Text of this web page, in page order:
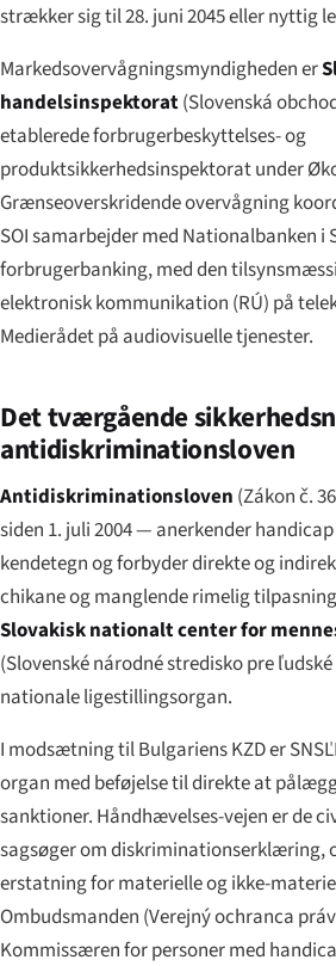
strækker sig til 28. juni 2045 eller nyttig
Markedsovervågningsmyndigheden er
handelsinspektorat(Slovenská
etablerede forbrugerbeskyttelses- og
produktsikkerhedsinspektorat under
Grænseoverskridende overvågning
SOI samarbejder med Nationalbanken i
forbrugerbanking, med den
elektronisk kommunikation (RÚ) på
Medierådet på audiovisuelle tjenester.
Det tværgående
antidiskriminationsloven
Antidiskriminationsloven (Zákon č.
siden 1. juli 2004 — anerkender
kendetegn og forbyder direkte og
chikane og manglende rimelig
Slovakisk nationalt center for
(Slovenské národné stredisko pre
nationale ligestillingsorgan.
I modsætning til Bulgariens KZD er
organ med beføjelse til direkte at
sanktioner. Håndhævelses-vejen er de
sagsøger om diskriminationserklæring,
erstatning for materielle og ikke-
Ombudsmanden (Verejný ochranca práv
Kommissæren for personer med